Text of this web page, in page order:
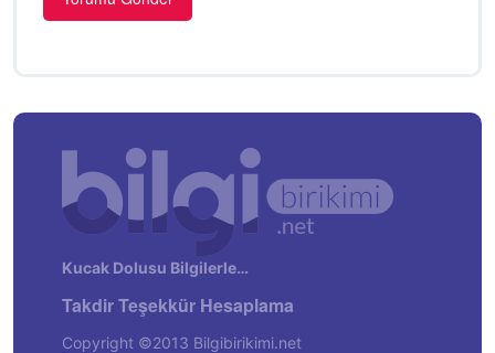
Kucak Dolusu Bilgilerle…
Takdir Teşekkür Hesaplama
Copyright ©2013 Bilgibirikimi.net